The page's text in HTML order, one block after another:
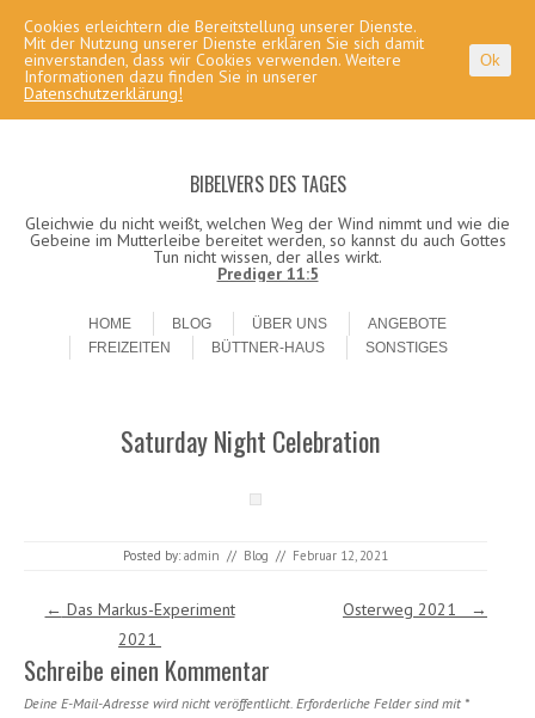
BIBELVERS DES TAGES
Gleichwie du nicht weißt, welchen Weg der Wind nimmt und wie die
Gebeine im Mutterleibe bereitet werden, so kannst du auch Gottes
Tun nicht wissen, der alles wirkt.
Prediger 11:5
HOME
BLOG ÜBER UNS
ANGEBOTE
FREIZEITEN
BÜTTNER-HAUS SONSTIGES
Saturday Night Celebration
Posted by: admin // Blog // Februar 12, 2021
Post navigation
← Das Markus-Experiment
2021
Osterweg 2021 →
Schreibe einen Kommentar
Deine E-Mail-Adresse wird nicht veröffentlicht. Erforderliche Felder sind mit *
Cookies erleichtern die Bereitstellung unserer Dienste.
Mit der Nutzung unserer Dienste erklären Sie sich damit
einverstanden, dass wir Cookies verwenden. Weitere
Informationen dazu finden Sie in unserer
Datenschutzerklärung!
Ok